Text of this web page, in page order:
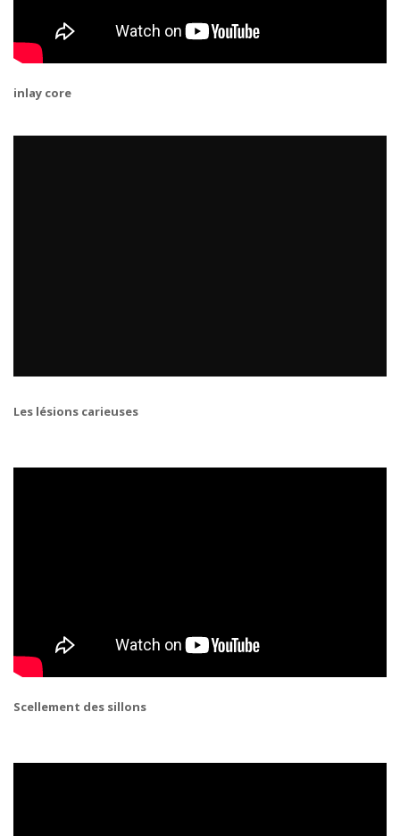
inlay core
Les lésions carieuses
Scellement des sillons